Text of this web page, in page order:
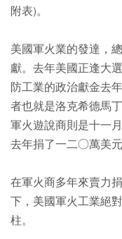
附表)。
美國軍火業的發達，
獻。去年美國正逢大
防工業的政治獻金去
者也就是洛克希德馬
軍火遊說商則是十一
去年捐了一二○萬美元
在軍火商多年來賣力
下，美國軍火工業絕
柱。